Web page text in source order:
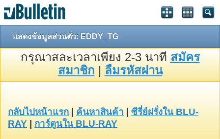
แสดงข้อมูลส่วนตัว: EDDY_TG
กรุณาสละเวลาเพียง 2-3 นาที สมัคร
สมาชิก | ลืมรหัสผ่าน
กลับไปหน้าแรก ค้นหาสินค้า
ซีรี่ย์ฝรั่งใน BLU-
RAY
การ์ตูนใน BLU-RAY